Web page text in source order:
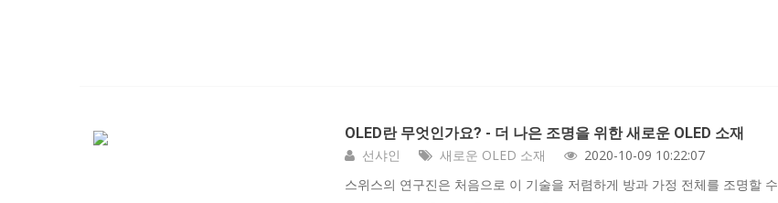
OLED란 무엇인가요? - 더 나은 조명을 위한 새로운 OLED 소재
선샤인
새로운 OLED 소재
2020-10-09 10:22:07
스위스의 연구진은 처음으로 이 기술을 저렴하게 방과 가정 전체를 조명할 수